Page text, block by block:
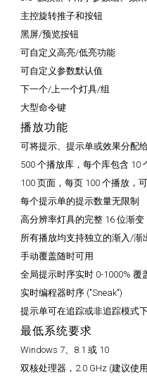
主控旋转推子和按钮
黑屏/预览按钮
可自定义高亮/低亮功能
可自定义参数默认值
下一个/上一个灯具/组
大型命令键
播放功能
可将提示、提示单或效果分配
500 个播放库，每个库包含 10
100 页面，每页 100 个播放，
每个提示单的提示数量无限制
高分辨率灯具的完整 16 位渐变
所有播放均支持独立的渐入/渐
手动覆盖随时可用
全局提示时序实时 0-1000% 覆
实时编程器时序 ("Sneak")
提示单可在追踪或非追踪模式
最低系统要求
Windows 7、8.1 或 10
双核处理器，2.0 GHz (建议使